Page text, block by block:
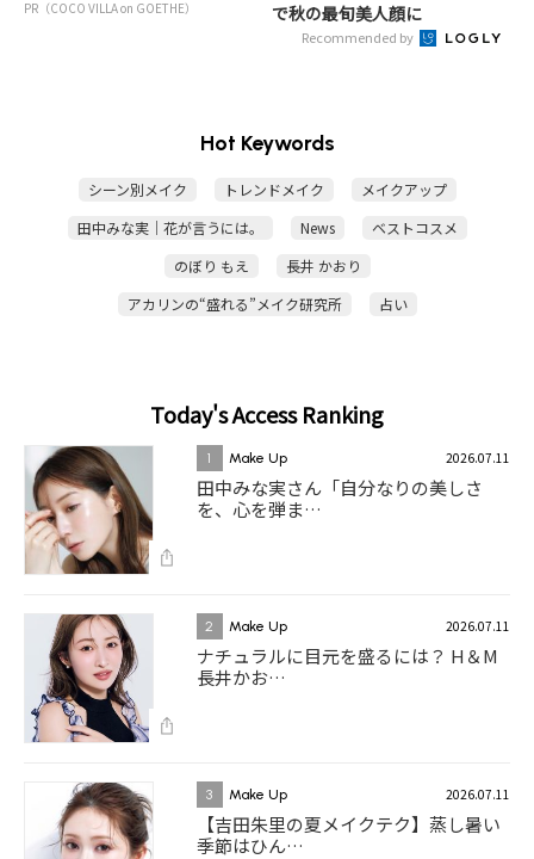
PR（COCO VILLA on GOETHE）
で秋の最旬美人顔に
Recommended by
Hot Keywords
シーン別メイク トレンドメイク
メイクアップ
田中みな実｜花が言うには。
News
ベストコスメ
のぼり もえ
長井 かおり
アカリンの“盛れる”メイク研究所
占い
Today's Access Ranking
1 Make Up 2026.07.11
田中みな実さん「自分なりの美しさ
を、心を弾ま…
2 Make Up 2026.07.11
ナチュラルに目元を盛るには？ H＆M
長井かお…
3 Make Up 2026.07.11
【吉田朱里の夏メイクテク】蒸し暑い
季節はひん…